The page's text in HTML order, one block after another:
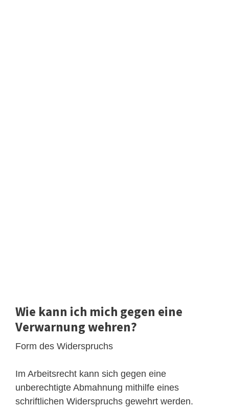
Wie kann ich mich gegen eine
Verwarnung wehren?
Form des Widerspruchs
Im Arbeitsrecht kann sich gegen eine
unberechtigte Abmahnung mithilfe eines
schriftlichen Widerspruchs gewehrt werden.